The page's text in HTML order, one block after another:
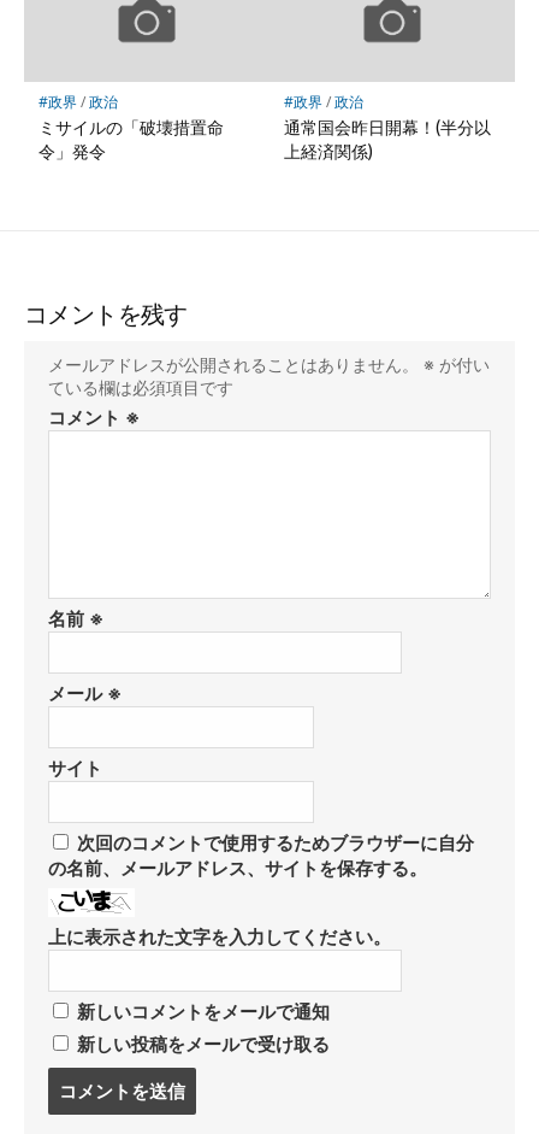
#政界/政治
ミサイルの「破壊措置命
令」発令
#政界/政治
通常国会昨日開幕！(半分以
上経済関係)
コメントを残す
メールアドレスが公開されることはありません。 ※ が付い
ている欄は必須項目です
コメント ※
名前 ※
メール ※
サイト
次回のコメントで使用するためブラウザーに自分
の名前、メールアドレス、サイトを保存する。
上に表示された文字を入力してください。
新しいコメントをメールで通知
新しい投稿をメールで受け取る